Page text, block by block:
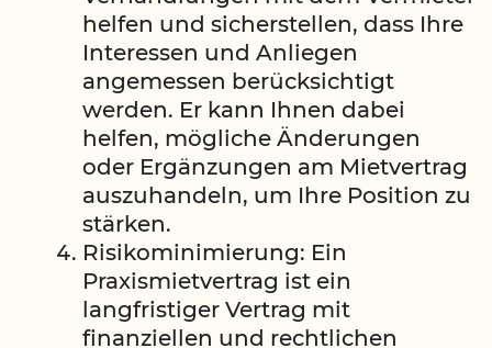
helfen und sicherstellen, dass Ihre
Interessen und Anliegen
angemessen berücksichtigt
werden. Er kann Ihnen dabei
helfen, mögliche Änderungen
oder Ergänzungen am Mietvertrag
auszuhandeln, um Ihre Position zu
stärken.
Risikominimierung: Ein
Praxismietvertrag ist ein
langfristiger Vertrag mit
finanziellen und rechtlichen